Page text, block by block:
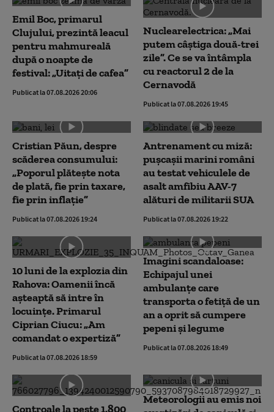
Emil Boc, primarul
Clujului, prezintă leacul
pentru mahmureală
după o noapte de
festival: „Uitați de cafea”
Publicat la 07.08.2026 20:06
Nuclearelectrica: „Mai
putem câștiga două-trei
zile”. Ce se va întâmpla
cu reactorul 2 de la
Cernavodă
Publicat la 07.08.2026 19:45
Cristian Păun, despre
scăderea consumului:
„Poporul plătește nota
de plată, fie prin taxare,
fie prin inflație”
Publicat la 07.08.2026 19:24
Antrenament cu miză:
pușcașii marini români
au testat vehiculele de
asalt amfibiu AAV-7
alături de militarii SUA
Publicat la 07.08.2026 19:22
10 luni de la explozia din
Rahova: Oamenii încă
așteaptă să intre în
locuințe. Primarul
Ciprian Ciucu: „Am
comandat o expertiză”
Publicat la 07.08.2026 18:59
Imagini scandaloase:
Echipajul unei
ambulanțe care
transporta o fetiță de un
an a oprit să cumpere
pepeni și legume
Publicat la 07.08.2026 18:49
Controale la peste 1.800
Meteorologii au emis noi